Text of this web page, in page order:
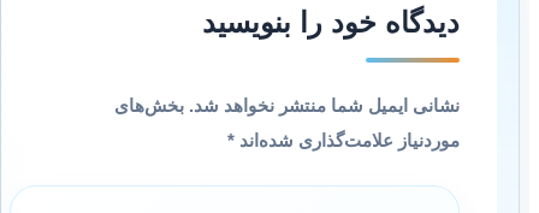
دیدگاه‌ خود را بنویسید
نشانی ایمیل شما منتشر نخواهد شد. بخش‌های
موردنیاز علامت‌گذاری شده‌اند*
اینجا